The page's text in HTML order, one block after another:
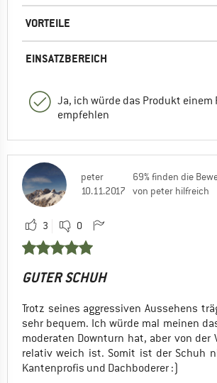
VORTEILE
EINSATZBEREICH
Ja, ich würde das Produkt einem
empfehlen
peter
10.11.2017
69% finden die
von peter hilfreich
3 0
GUTER SCHUH
Trotz seines aggressiven Aussehens
sehr bequem. Ich würde mal meinen
moderaten Downturn hat, aber von der
relativ weich ist. Somit ist der Schuh
Kantenprofis und Dachboderer :)